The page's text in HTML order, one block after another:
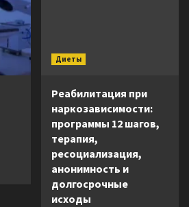
Диеты
Реабилитация при
наркозависимости:
программы 12 шагов,
терапия,
ресоциализация,
анонимность и
долгосрочные
исходы